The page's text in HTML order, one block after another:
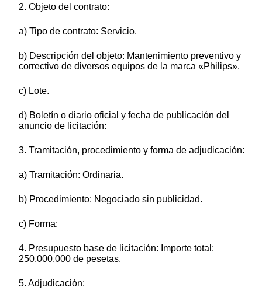
2. Objeto del contrato:
a) Tipo de contrato: Servicio.
b) Descripción del objeto: Mantenimiento preventivo y
correctivo de diversos equipos de la marca «Philips».
c) Lote.
d) Boletín o diario oficial y fecha de publicación del
anuncio de licitación:
3. Tramitación, procedimiento y forma de adjudicación:
a) Tramitación: Ordinaria.
b) Procedimiento: Negociado sin publicidad.
c) Forma:
4. Presupuesto base de licitación: Importe total:
250.000.000 de pesetas.
5. Adjudicación: